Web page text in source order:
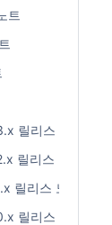
트
릴리스 노트
릴리스 노트
릴리스 노트
릴리스 노트